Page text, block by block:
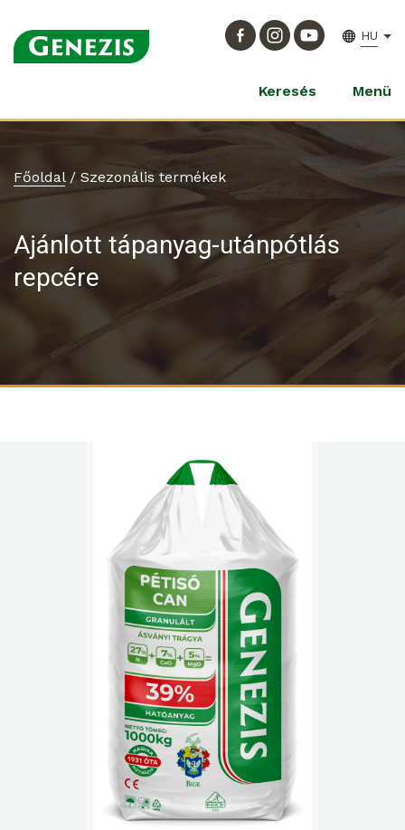
HU
Keresés Menü
Főoldal/ Szezonális termékek
Ajánlott tápanyag-utánpótlás
repcére